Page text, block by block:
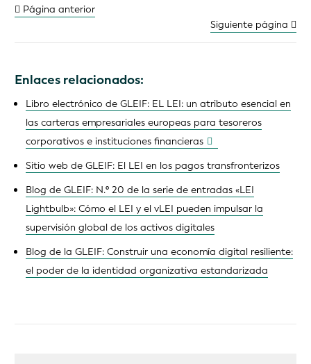
Página anterior
Siguiente página
Enlaces relacionados:
Libro electrónico de GLEIF: EL LEI: un atributo esencial en
las carteras empresariales europeas para tesoreros
corporativos e instituciones financieras
Sitio web de GLEIF: El LEI en los pagos transfronterizos
Blog de GLEIF: N.º 20 de la serie de entradas «LEI
Lightbulb»: Cómo el LEI y el vLEI pueden impulsar la
supervisión global de los activos digitales
Blog de la GLEIF: Construir una economía digital resiliente:
el poder de la identidad organizativa estandarizada